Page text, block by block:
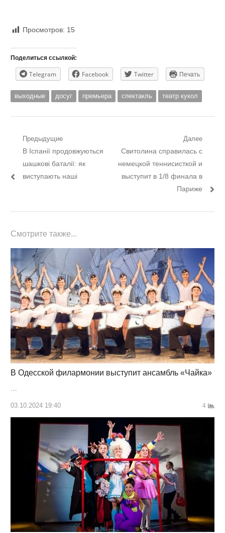
Просмотров: 15
Поделиться ссылкой:
Telegram Facebook Twitter Печать
выходные досуг премьера спектакль театр кукол
Навигация
записям
Предыдущие
Предыдущий
пост:
В Іспанії продовжуються
шашкові баталії: як
виступають наші
Далее
Следующий
пост:
Свитолина справилась с
немецкой теннисисткой и
выступит в 1/8 финала в
Париже
Смотрите также...
В Одесской филармонии выступит ансамбль «Чайка»
03.10.2024 19:40 4